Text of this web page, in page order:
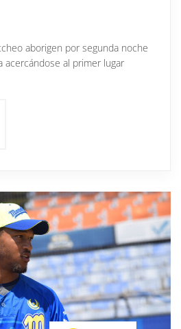
aborigen por segunda noche
acercándose al primer lugar